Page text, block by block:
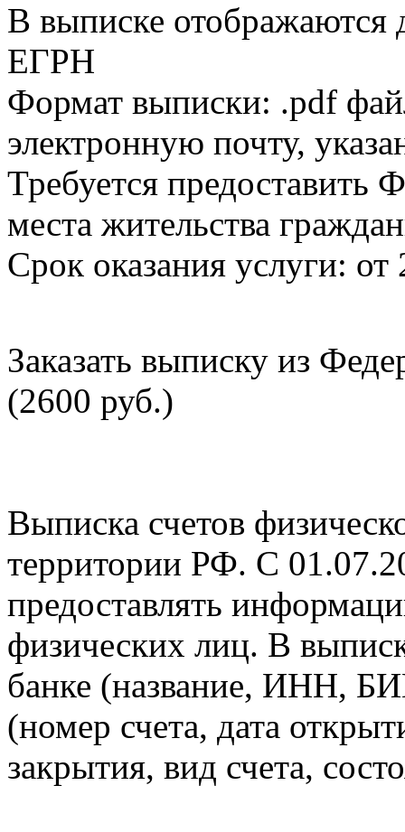
В выписке
ЕГРН
Формат выписки: .pdf
электронную почту,
Требуется
места жительства
Срок оказания услуги: от
Заказать выписку из
(2600 руб.)
Выписка счетов
территории РФ. С
предоставлять
физических лиц. В
банке (название, ИНН,
(номер счета, дата
закрытия, вид счета,